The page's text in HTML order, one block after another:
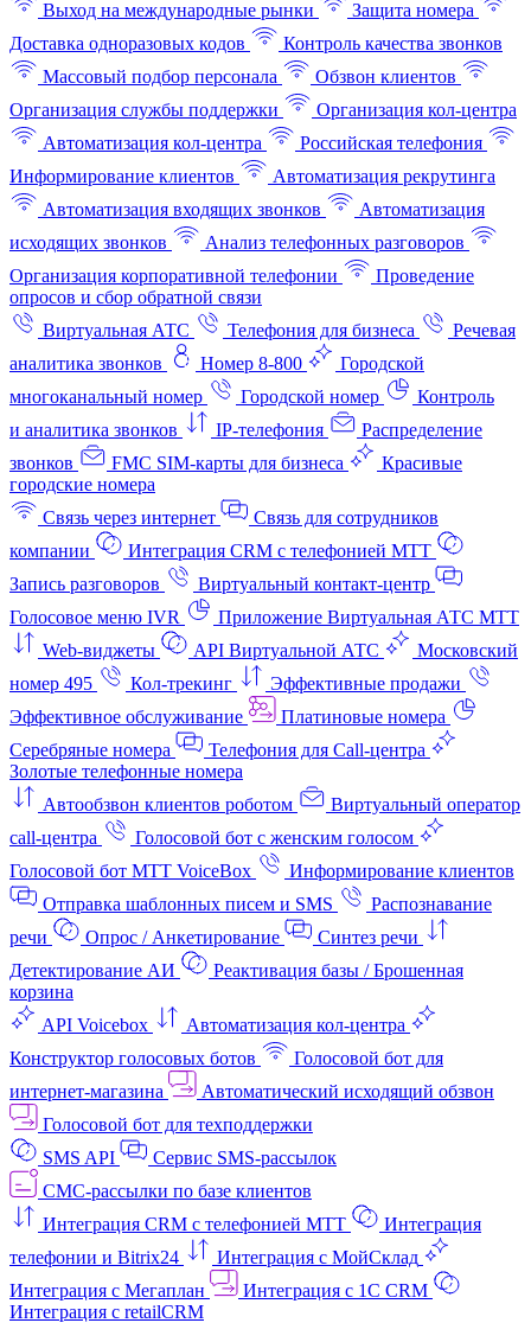
Выход на международные рынки
Защита номера
Доставка одноразовых кодов
Контроль качества звонков
Массовый подбор персонала
Обзвон клиентов
Организация службы поддержки
Организация кол-центра
Автоматизация кол-центра
Российская телефония
Информирование клиентов
Автоматизация рекрутинга
Автоматизация входящих звонков
Автоматизация
исходящих звонков
Анализ телефонных разговоров
Организация корпоративной телефонии
Проведение
опросов и сбор обратной связи
Виртуальная АТС
Телефония для бизнеса
Речевая
аналитика звонков
Номер 8-800
Городской
многоканальный номер
Городской номер
Контроль
и аналитика звонков
IP-телефония
Распределение
звонков
FMC SIM-карты для бизнеса
Красивые
городские номера
Связь через интернет
Связь для сотрудников
компании
Интеграция CRM с телефонией МТТ
Запись разговоров
Виртуальный контакт‑центр
Голосовое меню IVR
Приложение Виртуальная АТС МТТ
Web-виджеты
API Виртуальной АТС
Московский
номер 495
Кол-трекинг
Эффективные продажи
Эффективное обслуживание
Платиновые номера
Серебряные номера
Телефония для Call-центра
Золотые телефонные номера
Автообзвон клиентов роботом
Виртуальный оператор
call-центра
Голосовой бот с женским голосом
Голосовой бот МТТ VoiceBox
Информирование клиентов
Отправка шаблонных писем и SMS
Распознавание
речи
Опрос / Анкетирование
Синтез речи
Детектирование АИ
Реактивация базы / Брошенная
корзина
API Voicebox
Автоматизация кол‑центра
Конструктор голосовых ботов
Голосовой бот для
интернет‑магазина
Автоматический исходящий обзвон
Голосовой бот для техподдержки
SMS API
Сервис SMS-рассылок
СМС-рассылки по базе клиентов
Интеграция CRM с телефонией МТТ
Интеграция
телефонии и Bitrix24
Интеграция с МойСклад
Интеграция с Мегаплан
Интеграция с 1C CRM
Интеграция с retailCRM